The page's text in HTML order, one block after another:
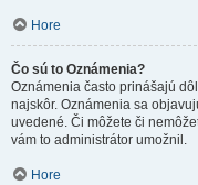
Hore
Čo sú to Oznámenia?
Oznámenia často prinášajú
najskôr. Oznámenia sa
uvedené. Či môžete či
vám to administrátor umožnil.
Hore